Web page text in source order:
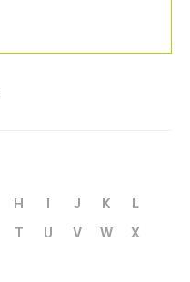
H I J K
L
T U V W
X